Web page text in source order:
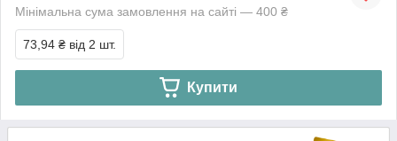
Мінімальна сума замовлення на сайті — 400 ₴
73,94 ₴ від 2 шт.
Купити